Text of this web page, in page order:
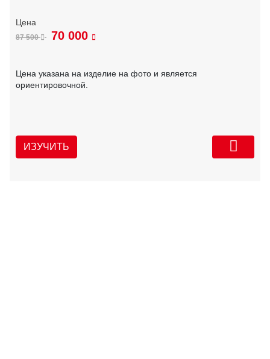
87 500 70 000
Цена указана на изделие на фото и является
ориентировочной.
ИЗУЧИТЬ